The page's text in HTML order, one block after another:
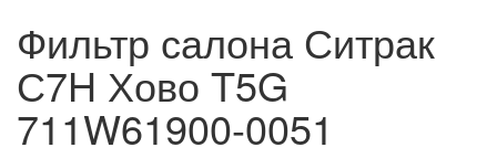
Фильтр салона Ситрак
С7H Хово T5G
711W61900-0051